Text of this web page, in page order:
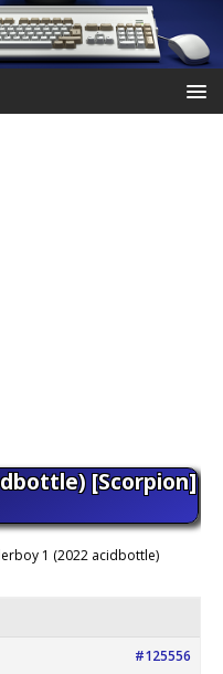
[Scorpion]
1 (2022 acidbottle)
#125556